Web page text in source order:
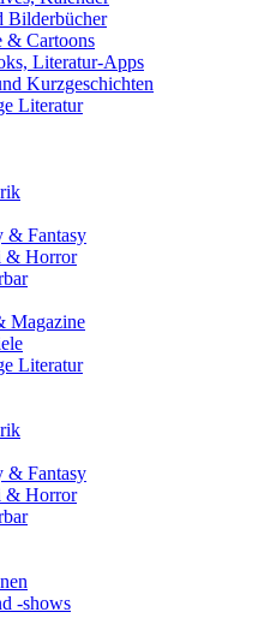
Bilderbücher
& Cartoons
Literatur-Apps
Kurzgeschichten
Literatur
& Fantasy
& Horror
Magazine
Literatur
& Fantasy
& Horror
-shows